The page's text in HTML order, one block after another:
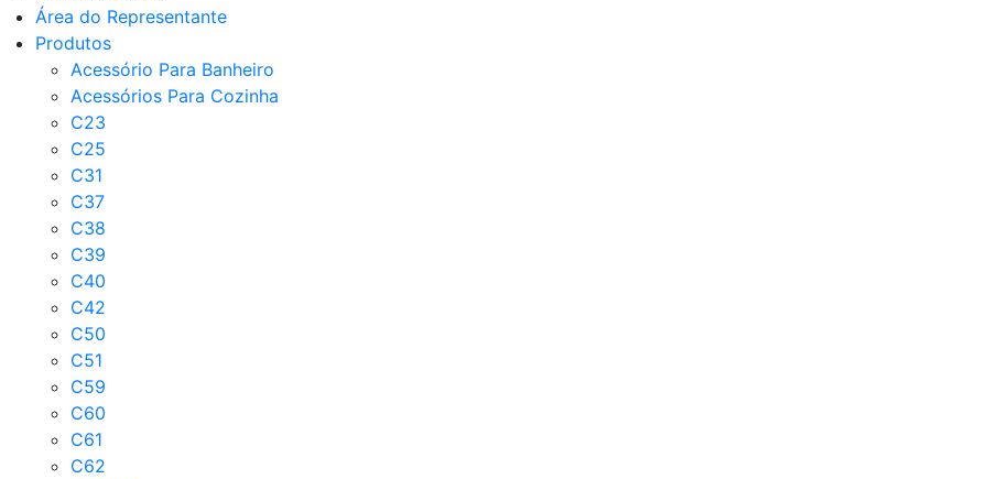
Área do Representante
Produtos
Acessório Para Banheiro
Acessórios Para Cozinha
C23
C25
C31
C37
C38
C39
C40
C42
C50
C51
C59
C60
C61
C62